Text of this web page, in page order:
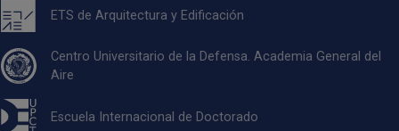
ETS de Arquitectura y Edificación
Centro Universitario de la Defensa. Academia General del
Aire
Escuela Internacional de Doctorado